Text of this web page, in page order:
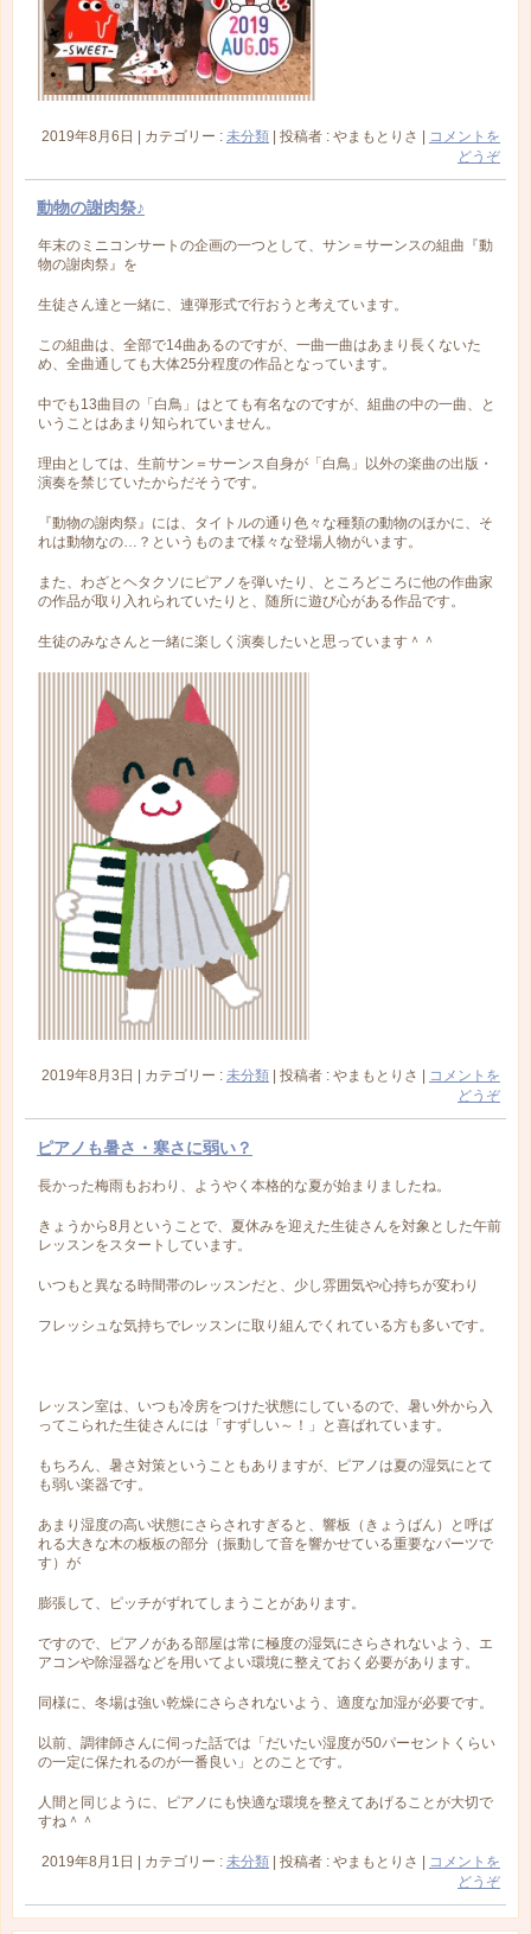
2019年8月6日 カテゴリー : 未分類 投稿者 : やまもとりさ
コメントを
どうぞ
動物の謝肉祭♪
年末のミニコンサートの企画の一つとして、サン＝サーンスの組曲『動
物の謝肉祭』を
生徒さん達と一緒に、連弾形式で行おうと考えています。
この組曲は、全部で14曲あるのですが、一曲一曲はあまり長くないた
め、全曲通しても大体25分程度の作品となっています。
中でも13曲目の「白鳥」はとても有名なのですが、組曲の中の一曲、と
いうことはあまり知られていません。
理由としては、生前サン＝サーンス自身が「白鳥」以外の楽曲の出版・
演奏を禁じていたからだそうです。
『動物の謝肉祭』には、タイトルの通り色々な種類の動物のほかに、そ
れは動物なの…？というものまで様々な登場人物がいます。
また、わざとヘタクソにピアノを弾いたり、ところどころに他の作曲家
の作品が取り入れられていたりと、随所に遊び心がある作品です。
生徒のみなさんと一緒に楽しく演奏したいと思っています＾＾
2019年8月3日 カテゴリー : 未分類 投稿者 : やまもとりさ
コメントを
どうぞ
ピアノも暑さ・寒さに弱い？
長かった梅雨もおわり、ようやく本格的な夏が始まりましたね。
きょうから8月ということで、夏休みを迎えた生徒さんを対象とした午前
レッスンをスタートしています。
いつもと異なる時間帯のレッスンだと、少し雰囲気や心持ちが変わり
フレッシュな気持ちでレッスンに取り組んでくれている方も多いです。
レッスン室は、いつも冷房をつけた状態にしているので、暑い外から入
ってこられた生徒さんには「すずしい～！」と喜ばれています。
もちろん、暑さ対策ということもありますが、ピアノは夏の湿気にとて
も弱い楽器です。
あまり湿度の高い状態にさらされすぎると、響板（きょうばん）と呼ば
れる大きな木の板板の部分（振動して音を響かせている重要なパーツで
す）が
膨張して、ピッチがずれてしまうことがあります。
ですので、ピアノがある部屋は常に極度の湿気にさらされないよう、エ
アコンや除湿器などを用いてよい環境に整えておく必要があります。
同様に、冬場は強い乾燥にさらされないよう、適度な加湿が必要です。
以前、調律師さんに伺った話では「だいたい湿度が50パーセントくらい
の一定に保たれるのが一番良い」とのことです。
人間と同じように、ピアノにも快適な環境を整えてあげることが大切で
すね＾＾
2019年8月1日 | カテゴリー : 未分類 | 投稿者 : やまもとりさ | コメントを
どうぞ